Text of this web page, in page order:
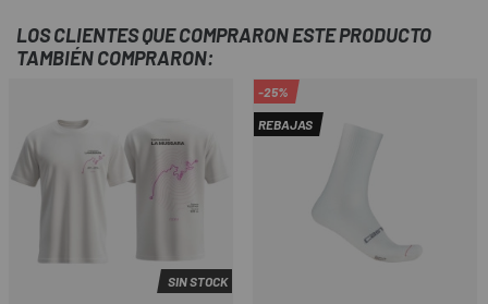
LOS CLIENTES QUE COMPRARON ESTE PRODUCTO
TAMBIÉN COMPRARON:
SIN STOCK
-25%
REBAJAS